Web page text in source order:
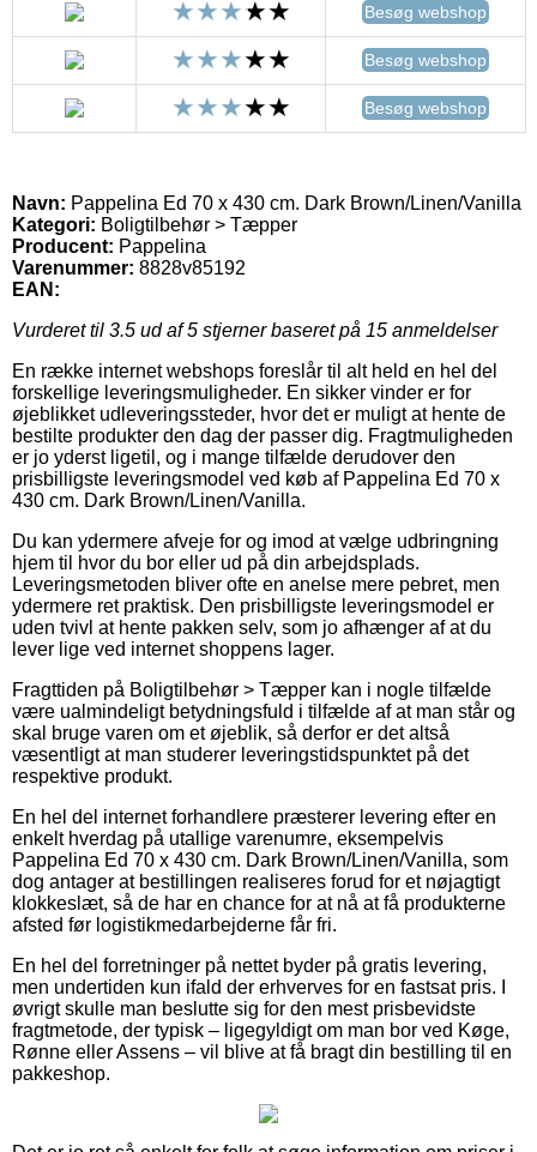
Besøg webshop
Besøg webshop
Besøg webshop
Navn: Pappelina Ed 70 x 430 cm. Dark Brown/Linen/Vanilla
Kategori: Boligtilbehør > Tæpper
Producent: Pappelina
Varenummer: 8828v85192
EAN:
Vurderet til 3.5 ud af 5 stjerner baseret på 15 anmeldelser
En række internet webshops foreslår til alt held en hel del
forskellige leveringsmuligheder. En sikker vinder er for
øjeblikket udleveringssteder, hvor det er muligt at hente de
bestilte produkter den dag der passer dig. Fragtmuligheden
er jo yderst ligetil, og i mange tilfælde derudover den
prisbilligste leveringsmodel ved køb af Pappelina Ed 70 x
430 cm. Dark Brown/Linen/Vanilla.
Du kan ydermere afveje for og imod at vælge udbringning
hjem til hvor du bor eller ud på din arbejdsplads.
Leveringsmetoden bliver ofte en anelse mere pebret, men
ydermere ret praktisk. Den prisbilligste leveringsmodel er
uden tvivl at hente pakken selv, som jo afhænger af at du
lever lige ved internet shoppens lager.
Fragttiden på Boligtilbehør > Tæpper kan i nogle tilfælde
være ualmindeligt betydningsfuld i tilfælde af at man står og
skal bruge varen om et øjeblik, så derfor er det altså
væsentligt at man studerer leveringstidspunktet på det
respektive produkt.
En hel del internet forhandlere præsterer levering efter en
enkelt hverdag på utallige varenumre, eksempelvis
Pappelina Ed 70 x 430 cm. Dark Brown/Linen/Vanilla, som
dog antager at bestillingen realiseres forud for et nøjagtigt
klokkeslæt, så de har en chance for at nå at få produkterne
afsted før logistikmedarbejderne får fri.
En hel del forretninger på nettet byder på gratis levering,
men undertiden kun ifald der erhverves for en fastsat pris. I
øvrigt skulle man beslutte sig for den mest prisbevidste
fragtmetode, der typisk – ligegyldigt om man bor ved Køge,
Rønne eller Assens – vil blive at få bragt din bestilling til en
pakkeshop.